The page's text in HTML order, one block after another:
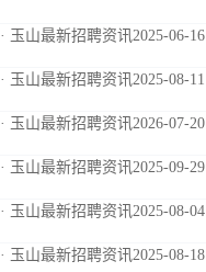
· 玉山最新招聘资讯2025-06-16
· 玉山最新招聘资讯2025-08-11
· 玉山最新招聘资讯2026-07-20
· 玉山最新招聘资讯2025-09-29
· 玉山最新招聘资讯2025-08-04
· 玉山最新招聘资讯2025-08-18